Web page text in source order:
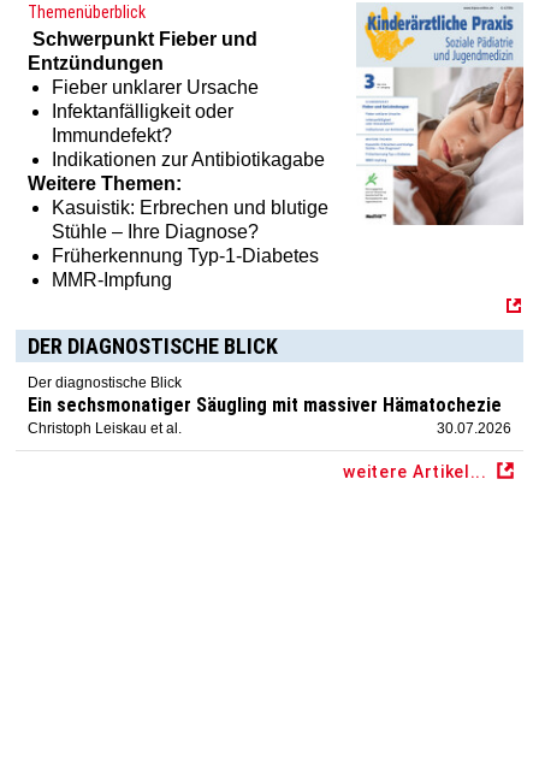
Themenüberblick
Schwerpunkt Fieber und
Entzündungen
Fieber unklarer Ursache
Infektanfälligkeit oder
Immundefekt?
Indikationen zur Antibiotikagabe
Weitere Themen:
Kasuistik: Erbrechen und blutige
Stühle – Ihre Diagnose?
Früherkennung Typ-1-Diabetes
MMR-Impfung
DER DIAGNOSTISCHE BLICK
Der diagnostische Blick
Ein sechsmonatiger Säugling mit massiver Hämatochezie
Christoph Leiskau et al. 30.07.2026
weitere Artikel...